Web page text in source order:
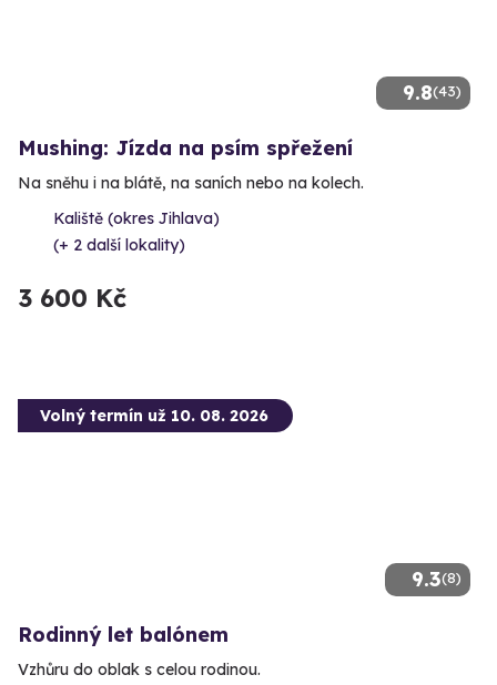
9.8(43)
Mushing: Jízda na psím spřežení
Na sněhu i na blátě, na saních nebo na kolech.
Kaliště (okres Jihlava)
(+ 2 další lokality)
3 600 Kč
9.3(8)
Volný termín už 10. 08. 2026
Rodinný let balónem
Vzhůru do oblak s celou rodinou.